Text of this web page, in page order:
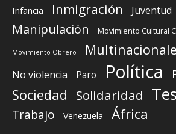
Infancia Inmigración Juventud
Manipulación Movimiento Cultural
Movimiento Obrero
No violencia
Paro Política
Sociedad Solidaridad
Trabajo Venezuela África